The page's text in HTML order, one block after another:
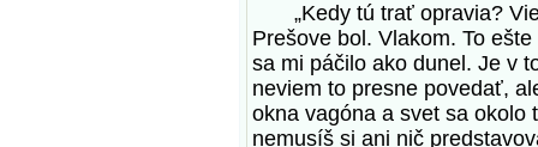
„Kedy tú trať opravia?
Prešove bol. Vlakom. To
sa mi páčilo ako dunel. Je v
neviem to presne povedať,
okna vagóna a svet sa okolo
nemusíš si ani nič